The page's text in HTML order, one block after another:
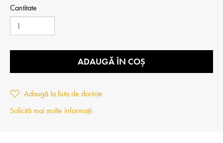
Cantitate
ADAUGĂ ÎN COȘ
Adaugă la lista de dorințe
Solicită mai multe informații